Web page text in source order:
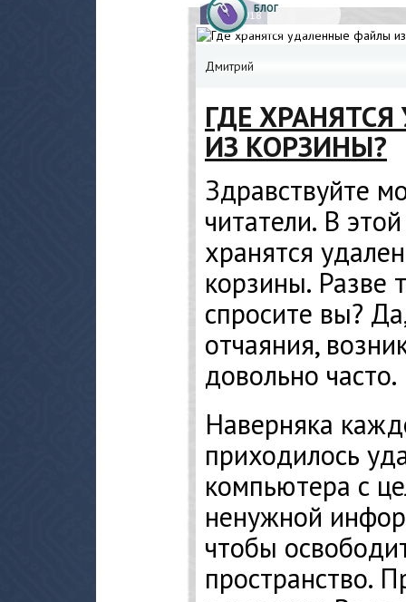
02.11.2018
БЛОГ
Дмитрий
ГДЕ
ИЗ КОРЗИНЫ?
Здравствуйте
читатели. В
хранятся
корзины. Разве
спросите вы?
отчаяния,
довольно часто.
Наверняка
приходилось
компьютера с
ненужной
чтобы
пространство.